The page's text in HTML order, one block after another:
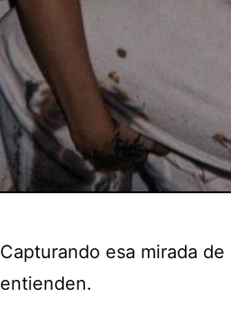
Capturando esa mirada
entienden.